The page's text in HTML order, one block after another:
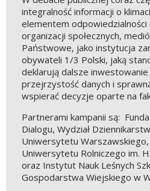
integralność informacji o
elementem odpowiedzialności
organizacji społecznych,
Państwowe, jako instytucja
obywateli 1/3 Polski, jaką
deklarują dalsze inwestowanie
przejrzystość danych i
wspierać decyzje oparte na
Partnerami kampanii są:
Dialogu, Wydział
Uniwersytetu Warszawskiego,
Uniwersytetu Rolniczego im.
oraz Instytut Nauk Leśnych
Gospodarstwa Wiejskiego w